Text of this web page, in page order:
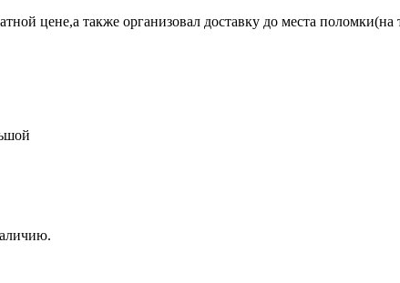
цене,а также организовал доставку до места поломки(на